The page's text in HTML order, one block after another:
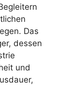
Das
dessen
und